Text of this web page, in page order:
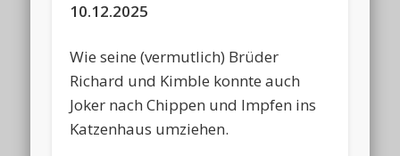
10.12.2025
Wie seine (vermutlich) Brüder
Richard und Kimble konnte auch
Joker nach Chippen und Impfen ins
Katzenhaus umziehen.